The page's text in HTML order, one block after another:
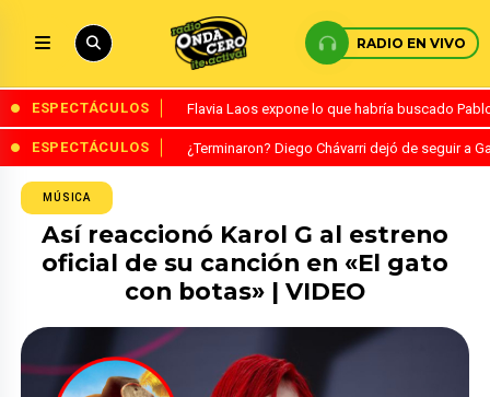
RADIO EN VIVO
ESPECTÁCULOS Flavia Laos expone lo que habría buscado
ESPECTÁCULOS ¿Terminaron? Diego Chávarri dejó de seguir a
MÚSICA
Así reaccionó Karol G al estreno
oficial de su canción en «El gato
con botas» | VIDEO